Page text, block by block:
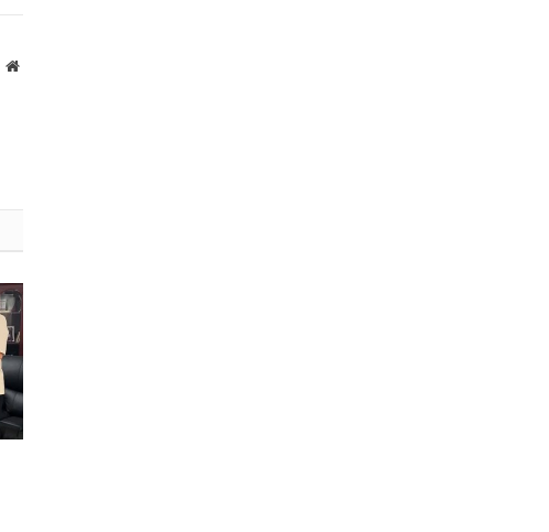
Website